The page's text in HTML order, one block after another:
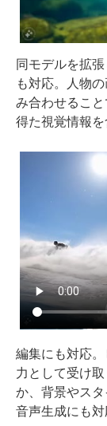
同モデルを拡
も対応。人物
み合わせるこ
得た視覚情報を
編集にも対応
力として受け
か、背景やス
音声生成にも対